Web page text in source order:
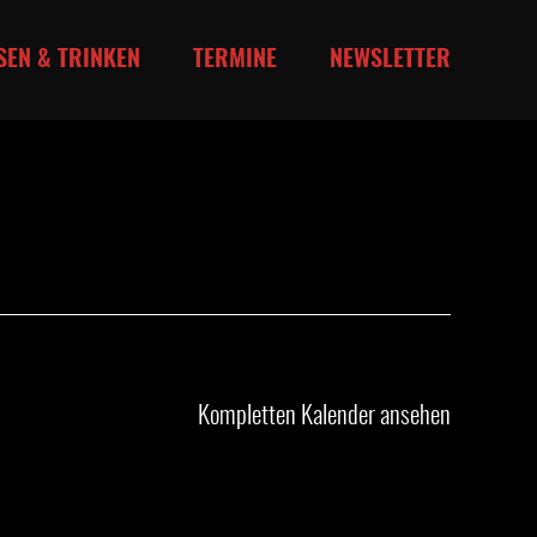
& TRINKEN TERMINE NEWSLETTER
Kompletten Kalender ansehen